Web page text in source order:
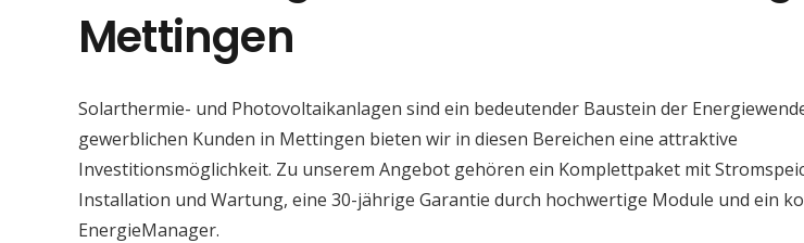
Mettingen
Solarthermie- und Photovoltaikanlagen sind ein bedeutender Baustein der
gewerblichen Kunden in Mettingen bieten wir in diesen Bereichen eine attraktive
Investitionsmöglichkeit. Zu unserem Angebot gehören ein Komplettpaket mit
Installation und Wartung, eine 30-jährige Garantie durch hochwertige Module und ein
EnergieManager.